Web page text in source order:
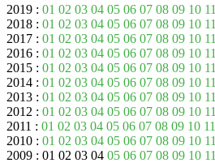
2019 : 01 02 03 04 05 06 07 08 09 10 11
2018 : 01 02 03 04 05 06 07 08 09 10 11
2017 : 01 02 03 04 05 06 07 08 09 10 11
2016 : 01 02 03 04 05 06 07 08 09 10 11
2015 : 01 02 03 04 05 06 07 08 09 10 11
2014 : 01 02 03 04 05 06 07 08 09 10 11
2013 : 01 02 03 04 05 06 07 08 09 10 11
2012 : 01 02 03 04 05 06 07 08 09 10 11
2011 : 01 02 03 04 05 06 07 08 09 10 11
2010 : 01 02 03 04 05 06 07 08 09 10 11
2009 : 01 02 03 04 05 06 07 08 09 10 11